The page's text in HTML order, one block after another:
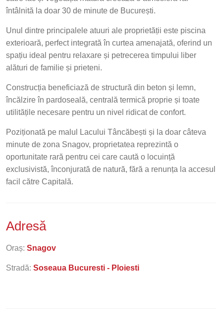
întâlnită la doar 30 de minute de București.
Unul dintre principalele atuuri ale proprietății este piscina
exterioară, perfect integrată în curtea amenajată, oferind un
spațiu ideal pentru relaxare și petrecerea timpului liber
alături de familie și prieteni.
Construcția beneficiază de structură din beton și lemn,
încălzire în pardoseală, centrală termică proprie și toate
utilitățile necesare pentru un nivel ridicat de confort.
Poziționată pe malul Lacului Tâncăbești și la doar câteva
minute de zona Snagov, proprietatea reprezintă o
oportunitate rară pentru cei care caută o locuință
exclusivistă, înconjurată de natură, fără a renunța la accesul
facil către Capitală.
Adresă
Oraș: Snagov
Stradă: Soseaua Bucuresti - Ploiesti